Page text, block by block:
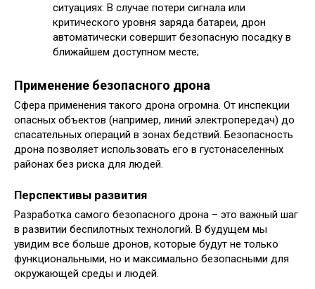
ситуациях: В случае потери сигнала или
критического уровня заряда батареи, дрон
автоматически совершит безопасную посадку в
ближайшем доступном месте;
Применение безопасного дрона
Сфера применения такого дрона огромна. От инспекции
опасных объектов (например, линий электропередач) до
спасательных операций в зонах бедствий. Безопасность
дрона позволяет использовать его в густонаселенных
районах без риска для людей.
Перспективы развития
Разработка самого безопасного дрона – это важный шаг
в развитии беспилотных технологий. В будущем мы
увидим все больше дронов, которые будут не только
функциональными, но и максимально безопасными для
окружающей среды и людей.